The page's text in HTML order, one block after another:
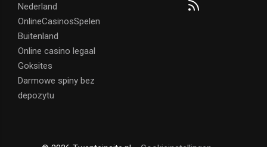
Nederland
OnlineCasinosSpelen
Buitenland
Online casino legaal
Goksites
Darmowe spiny bez
depozytu